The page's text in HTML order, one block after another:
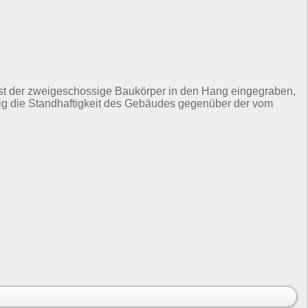
der zweigeschossige Baukörper in den Hang eingegraben,
die Standhaftigkeit des Gebäudes gegenüber der vom